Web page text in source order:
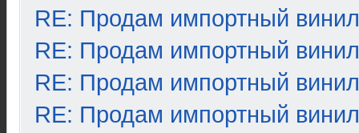
RE: Продам импортный винил
RE: Продам импортный винил
RE: Продам импортный винил
RE: Продам импортный винил